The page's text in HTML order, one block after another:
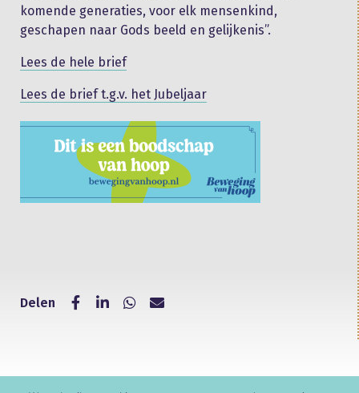
komende generaties, voor elk mensenkind,
geschapen naar Gods beeld en gelijkenis”.
Lees de hele brief
Lees de brief t.g.v. het Jubeljaar
Delen